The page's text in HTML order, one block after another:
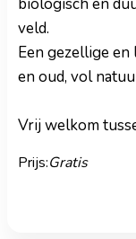
biologisch en
veld.
Een gezellige
en oud, vol
Vrij welkom
Prijs:Gratis